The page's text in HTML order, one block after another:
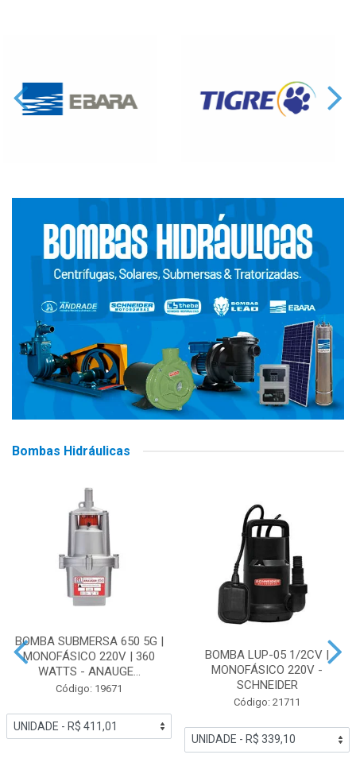
Bombas Hidráulicas
BOMBA SUBMERSA 650 5G |
MONOFÁSICO 220V | 360
WATTS - ANAUGE...
Código: 19671
BOMBA LUP-05 1/2CV |
MONOFÁSICO 220V -
SCHNEIDER
Código: 21711